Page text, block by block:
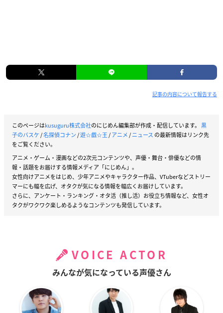
記事の内容について報告する
このページはkusuguru株式会社のにじめん編集部が作成・配信しています。 黒
子のバスケ/名探偵コナン/遊☆戯☆王/アニメ/ニュース の最新情報はリンク先
をご覧ください。
アニメ・ゲーム・漫画などの2次元コンテンツや、声優・舞台・俳優などの情
報・話題をお届けする情報メディア「にじめん」。
女性向けアニメをはじめ、少年アニメやキャラクター作品、VTuberなどストリー
マーにも幅を広げ、オタクが気になる情報を幅広くお届けしています。
さらに、アンケート・ランキング・オタ活（推し活）お役立ち情報など、女性オ
タクがワクワク楽しめるようなコンテンツも発信しています。
VOICE ACTOR
みんなが気になっている声優さん